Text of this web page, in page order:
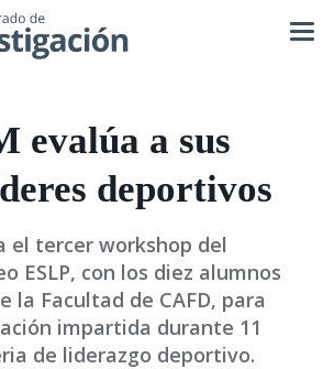
evalúa a sus
deportivos
el tercer workshop del
ESLP, con los diez alumnos
la Facultad de CAFD, para
impartida durante 11
de liderazgo deportivo.